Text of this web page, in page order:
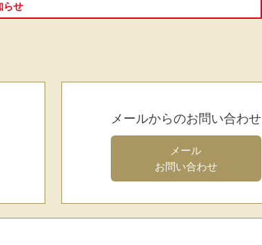
らせ
メールからのお問い合わせ
メール
お問い合わせ